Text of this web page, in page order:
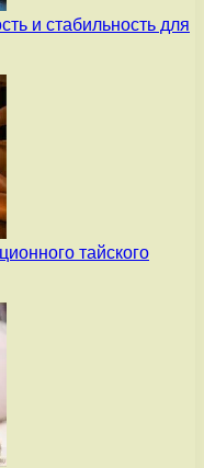
и стабильность для
тайского